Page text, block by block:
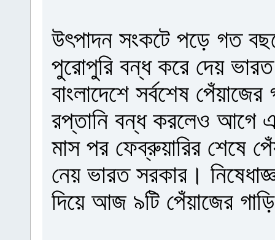
উৎপাদন সংকটে পড়ে গত
পুরোপুরি বন্ধ করে দেয়
বাংলাদেশে সর্বশেষ
রপ্তানি বন্ধ করলেও আগে
মাস পর ফেব্রুয়ারির শেষে
নেয় ভারত সরকার।
দিয়ে আজ ৯টি পেঁয়াজের